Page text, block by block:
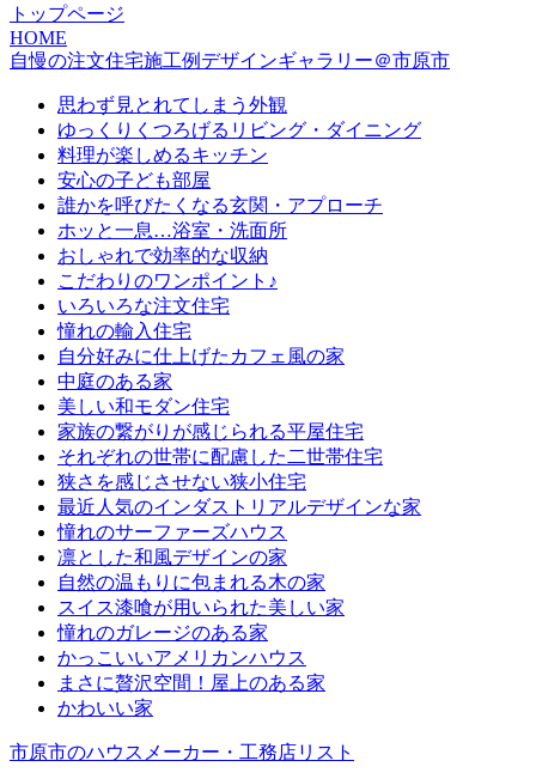
トップページ
HOME
自慢の注文住宅施工例デザインギャラリー＠市原市
思わず見とれてしまう外観
ゆっくりくつろげるリビング・ダイニング
料理が楽しめるキッチン
安心の子ども部屋
誰かを呼びたくなる玄関・アプローチ
ホッと一息…浴室・洗面所
おしゃれで効率的な収納
こだわりのワンポイント♪
いろいろな注文住宅
憧れの輸入住宅
自分好みに仕上げたカフェ風の家
中庭のある家
美しい和モダン住宅
家族の繋がりが感じられる平屋住宅
それぞれの世帯に配慮した二世帯住宅
狭さを感じさせない狭小住宅
最近人気のインダストリアルデザインな家
憧れのサーファーズハウス
凛とした和風デザインの家
自然の温もりに包まれる木の家
スイス漆喰が用いられた美しい家
憧れのガレージのある家
かっこいいアメリカンハウス
まさに贅沢空間！屋上のある家
かわいい家
市原市のハウスメーカー・工務店リスト